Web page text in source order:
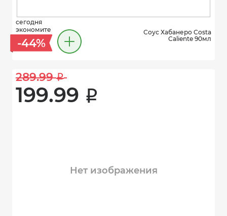
сегодня
экономите
-44%
Соус Хабанеро Costa
Caliente 90мл
289.99 i
199.99 i
Нет изображения